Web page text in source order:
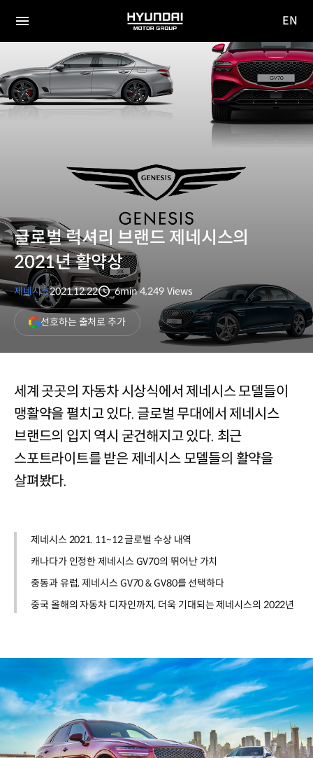
전체
HYUNDAI
MOTOR
GROUP
사이
이동
EN
글로벌 럭셔리 브랜드 제네시스의
2021년 활약상
제네시스2021.12.22
분량
6min 4,249 Views
선호하는 출처로 추가(새
창
열림)
세계 곳곳의 자동차 시상식에서 제네시스 모델들이
맹활약을 펼치고 있다. 글로벌 무대에서 제네시스
브랜드의 입지 역시 굳건해지고 있다. 최근
스포트라이트를 받은 제네시스 모델들의 활약을
살펴봤다.
제네시스 2021. 11~12 글로벌 수상 내역
캐나다가 인정한 제네시스 GV70의 뛰어난 가치
중동과 유럽, 제네시스 GV70 & GV80를 선택하다
중국 올해의 자동차 디자인까지, 더욱 기대되는 제네시스의 2022년